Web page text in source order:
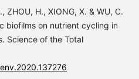
ZHOU, H., XIONG, X. & WU, C.
biofilms on nutrient cycling in
Science of the Total